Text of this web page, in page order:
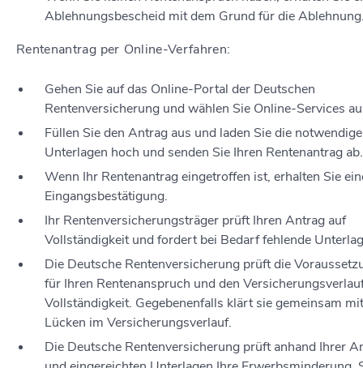
Ablehnungsbescheid mit dem Grund für die
Rentenantrag per Online-Verfahren:
Gehen Sie auf das Online-Portal der Deutschen
Rentenversicherung und wählen Sie Online-Services
Füllen Sie den Antrag aus und laden Sie die
Unterlagen hoch und senden Sie Ihren Rentenantrag ab.
Wenn Ihr Rentenantrag eingetroffen ist, erhalten Sie
Eingangsbestätigung.
Ihr Rentenversicherungsträger prüft Ihren Antrag auf
Vollständigkeit und fordert bei Bedarf fehlende
Die Deutsche Rentenversicherung prüft die
für Ihren Rentenanspruch und den
Vollständigkeit. Gegebenenfalls klärt sie gemeinsam
Lücken im Versicherungsverlauf.
Die Deutsche Rentenversicherung prüft anhand Ihrer